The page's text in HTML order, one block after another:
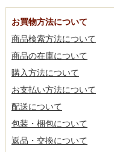
お買物方法について
商品検索方法について
商品の在庫について
購入方法について
お支払い方法について
配送について
包装・梱包について
返品・交換について